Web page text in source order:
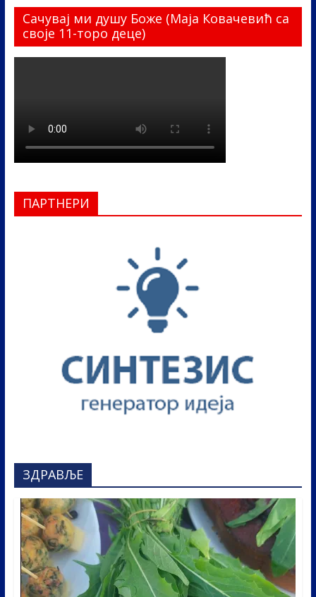
Сачувај ми душу Боже (Маја Ковачевић са
своје 11-торо деце)
ПАРТНЕРИ
ЗДРАВЉЕ